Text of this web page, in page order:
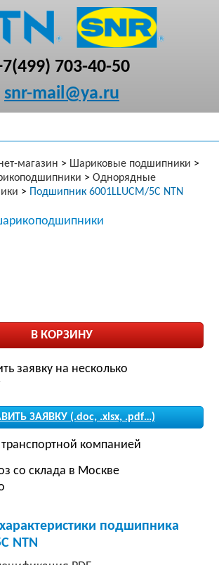
703-40-50
snr-mail@ya.ru
магазин > Шариковые подшипники >
> Однорядные
> Подшипник 6001LLUCM/5C NTN
заявку на несколько
ЗАЯВКУ (.doc, .xlsx, .pdf…)
компанией
со склада в Москве
подшипника
NTN